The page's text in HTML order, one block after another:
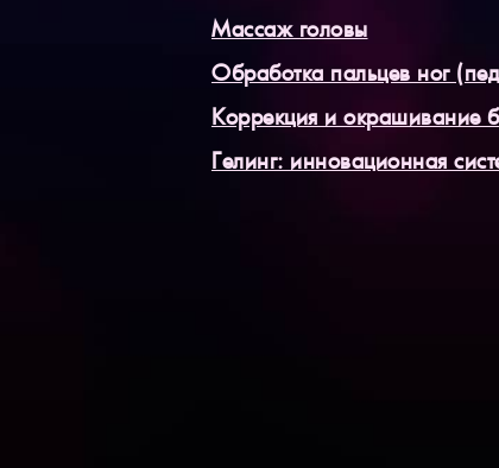
Массаж головы
Обработка пальцев ног
Коррекция и окрашивание
Гелинг: инновационная